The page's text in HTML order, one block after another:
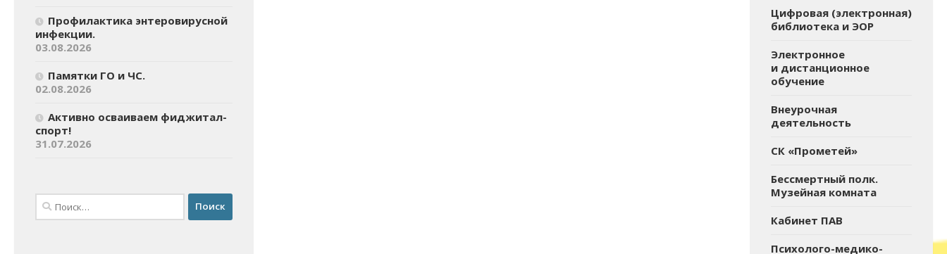
Профилактика энтеровирусной
инфекции.
03.08.2026
Памятки ГО и ЧС.
02.08.2026
Активно осваиваем фиджитал-
спорт!
31.07.2026
Найти:
Цифровая (электронная)
библиотека и ЭОР
Электронное
и дистанционное
обучение
Внеурочная
деятельность
СК «Прометей»
Бессмертный полк.
Музейная комната
Кабинет ПАВ
Психолого-медико-